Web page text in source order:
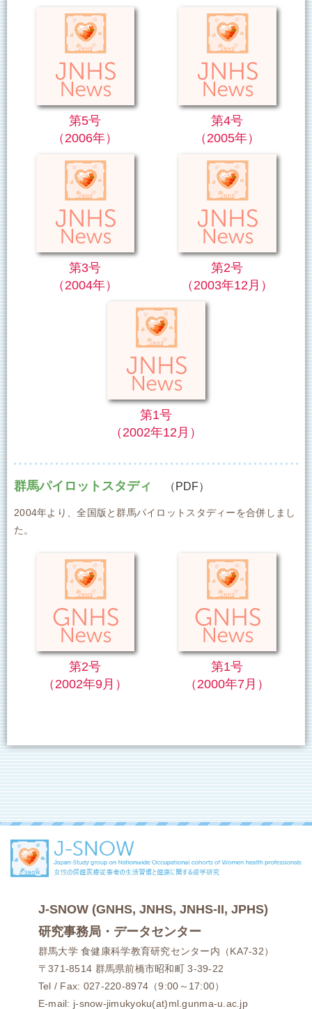
第5号
（2006年）
第4号
（2005年）
第3号
（2004年）
第2号
（2003年12月）
第1号
（2002年12月）
群馬パイロットスタディ （PDF）
2004年より、全国版と群馬パイロットスタディーを合併しまし
た。
第2号
（2002年9月）
第1号
（2000年7月）
J-SNOW (GNHS, JNHS, JNHS-II, JPHS)
研究事務局・データセンター
群馬大学 食健康科学教育研究センター内（KA7-32）
〒371-8514 群馬県前橋市昭和町 3-39-22
Tel / Fax: 027-220-8974（9:00～17:00）
E-mail: j-snow-jimukyoku(at)ml.gunma-u.ac.jp